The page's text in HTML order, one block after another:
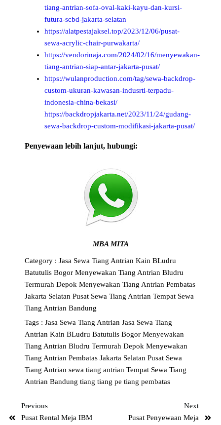
tiang-antrian-sofa-oval-kaki-kayu-dan-kursi-
futura-scbd-jakarta-selatan
https://alatpestajaksel.top/2023/12/06/pusat-
sewa-acrylic-chair-purwakarta/
https://vendorinaja.com/2024/02/16/menyewakan-
tiang-antrian-siap-antar-jakarta-pusat/
https://wulanproduction.com/tag/sewa-backdrop-
custom-ukuran-kawasan-indusrti-terpadu-
indonesia-china-bekasi/
https://backdropjakarta.net/2023/11/24/gudang-
sewa-backdrop-custom-modifikasi-jakarta-pusat/
Penyewaan lebih lanjut, hubungi:
MBA MITA
Category : Jasa Sewa Tiang Antrian Kain BLudru
Batutulis BogorMenyewakan Tiang Antrian Bludru
Termurah DepokMenyewakan Tiang Antrian Pembatas
Jakarta SelatanPusat Sewa Tiang AntrianTempat Sewa
Tiang Antrian Bandung
Tags : Jasa Sewa Tiang AntrianJasa Sewa Tiang
Antrian Kain BLudru Batutulis BogorMenyewakan
Tiang Antrian Bludru Termurah DepokMenyewakan
Tiang Antrian Pembatas Jakarta SelatanPusat Sewa
Tiang Antriansewa tiang antrianTempat Sewa Tiang
Antrian Bandungtiangtiang petiang pembatas
Previous
Pusat Rental Meja IBM
Next
Pusat Penyewaan Meja